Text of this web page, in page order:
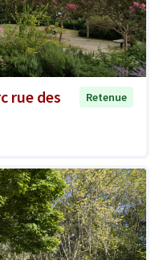
rue des
Retenue